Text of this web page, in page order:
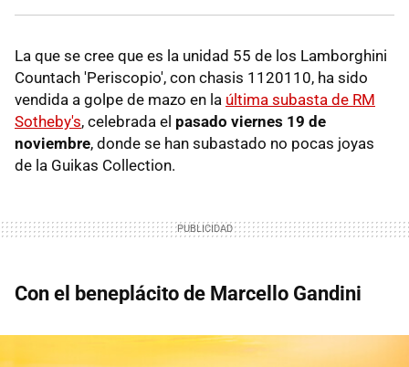
La que se cree que es la unidad 55 de los Lamborghini
Countach 'Periscopio', con chasis 1120110, ha sido
vendida a golpe de mazo en la última subasta de RM
Sotheby's, celebrada el pasado viernes 19 de
noviembre, donde se han subastado no pocas joyas
de la Guikas Collection.
Con el beneplácito de Marcello Gandini